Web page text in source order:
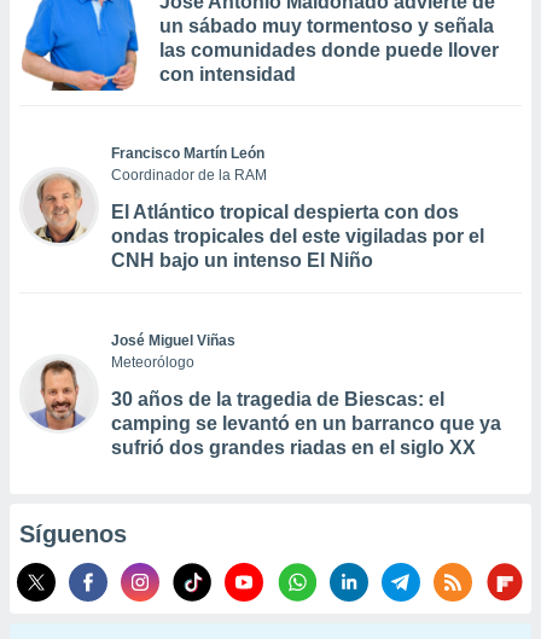
un sábado muy tormentoso y señala
las comunidades donde puede llover
con intensidad
Francisco Martín León
Coordinador de la RAM
El Atlántico tropical despierta con dos
ondas tropicales del este vigiladas por el
CNH bajo un intenso El Niño
José Miguel Viñas
Meteorólogo
30 años de la tragedia de Biescas: el
camping se levantó en un barranco que ya
sufrió dos grandes riadas en el siglo XX
Síguenos